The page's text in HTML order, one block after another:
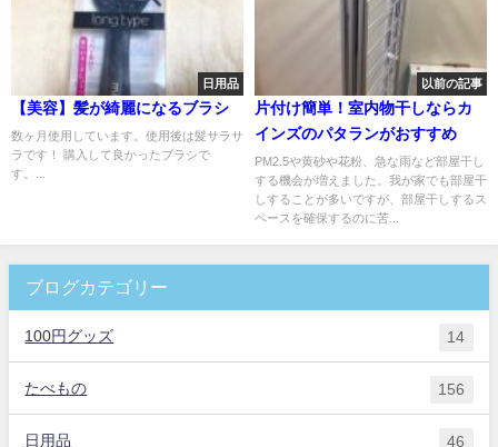
日用品
【美容】髪が綺麗になるブラシ
数ヶ月使用しています。使用後は髪サラサ
ラです！ 購入して良かったブラシで
す。...
以前の記事
片付け簡単！室内物干しならカ
インズのパタランがおすすめ
PM2.5や黄砂や花粉、急な雨など部屋干し
する機会が増えました。我が家でも部屋干
しすることが多いですが、部屋干しするス
ペースを確保するのに苦...
ブログカテゴリー
100円グッズ 14
たべもの 156
日用品 46